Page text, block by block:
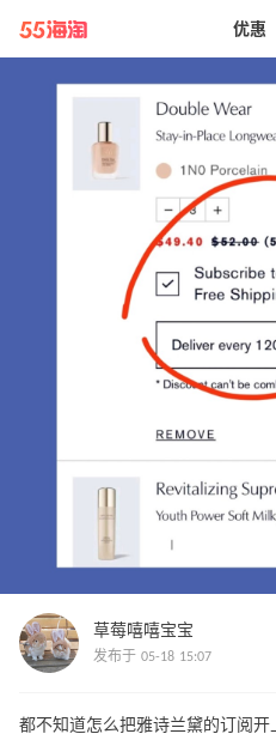
带你去官网买正品
优惠
草莓嘻嘻宝宝
发布于 05-18 15:07
都不知道怎么把雅诗兰黛的订阅